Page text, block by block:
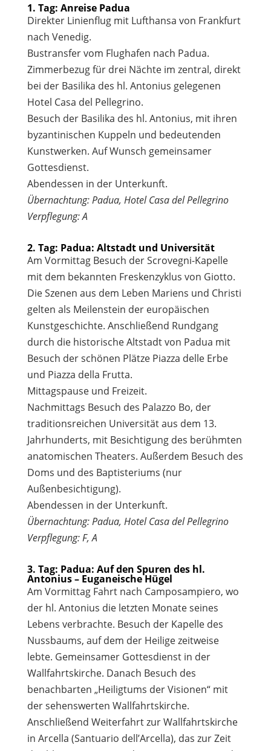
1. Tag: Anreise Padua
Direkter Linienflug mit Lufthansa von Frankfurt
nach Venedig.
Bustransfer vom Flughafen nach Padua.
Zimmerbezug für drei Nächte im zentral, direkt
bei der Basilika des hl. Antonius gelegenen
Hotel Casa del Pellegrino.
Besuch der Basilika des hl. Antonius, mit ihren
byzantinischen Kuppeln und bedeutenden
Kunstwerken. Auf Wunsch gemeinsamer
Gottesdienst.
Abendessen in der Unterkunft.
Übernachtung: Padua, Hotel Casa del Pellegrino
Verpflegung: A
2. Tag: Padua: Altstadt und Universität
Am Vormittag Besuch der Scrovegni-Kapelle
mit dem bekannten Freskenzyklus von Giotto.
Die Szenen aus dem Leben Mariens und Christi
gelten als Meilenstein der europäischen
Kunstgeschichte. Anschließend Rundgang
durch die historische Altstadt von Padua mit
Besuch der schönen Plätze Piazza delle Erbe
und Piazza della Frutta.
Mittagspause und Freizeit.
Nachmittags Besuch des Palazzo Bo, der
traditionsreichen Universität aus dem 13.
Jahrhunderts, mit Besichtigung des berühmten
anatomischen Theaters. Außerdem Besuch des
Doms und des Baptisteriums (nur
Außenbesichtigung).
Abendessen in der Unterkunft.
Übernachtung: Padua, Hotel Casa del Pellegrino
Verpflegung: F, A
3. Tag: Padua: Auf den Spuren des hl.
Antonius – Euganeische Hügel
Am Vormittag Fahrt nach Camposampiero, wo
der hl. Antonius die letzten Monate seines
Lebens verbrachte. Besuch der Kapelle des
Nussbaums, auf dem der Heilige zeitweise
lebte. Gemeinsamer Gottesdienst in der
Wallfahrtskirche. Danach Besuch des
benachbarten „Heiligtums der Visionen“ mit
der sehenswerten Wallfahrtskirche.
Anschließend Weiterfahrt zur Wallfahrtskirche
in Arcella (Santuario dell’Arcella), das zur Zeit